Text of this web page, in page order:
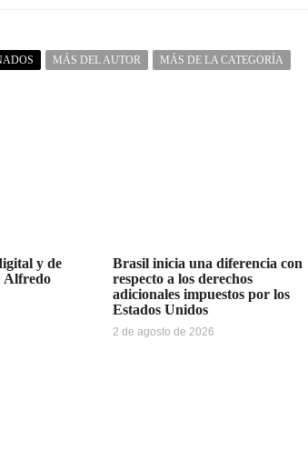
MÁS DEL AUTOR MÁS DE LA CATEGORÍA
y de
Alfredo
Brasil inicia una diferencia con
respecto a los derechos
adicionales impuestos por los
Estados Unidos
2 de agosto de 2026